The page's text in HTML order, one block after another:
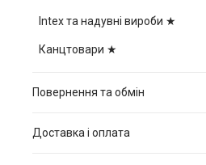
Intex та надувні вироби ★
Канцтовари ★
Повернення та обмін
Доставка і оплата